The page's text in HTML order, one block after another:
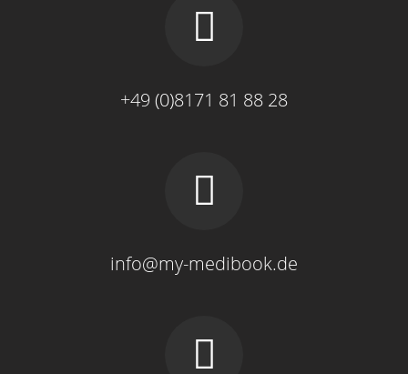
+49 (0)8171 81 88 28
info@my-medibook.de